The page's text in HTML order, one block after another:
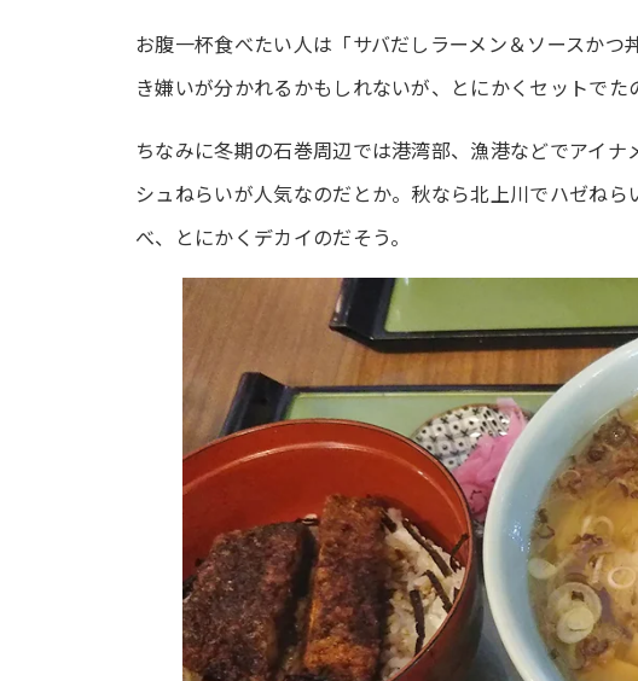
お腹一杯食べたい人は「サバだしラーメン＆ソースか
き嫌いが分かれるかもしれないが、とにかくセットでた
ちなみに冬期の石巻周辺では港湾部、漁港などでアイ
シュねらいが人気なのだとか。秋なら北上川でハゼね
べ、とにかくデカイのだそう。